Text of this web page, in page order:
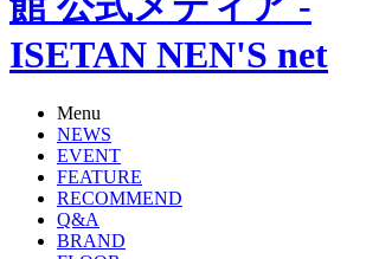
ISETAN NEN'S net
Menu
NEWS
EVENT
FEATURE
RECOMMEND
Q&A
BRAND